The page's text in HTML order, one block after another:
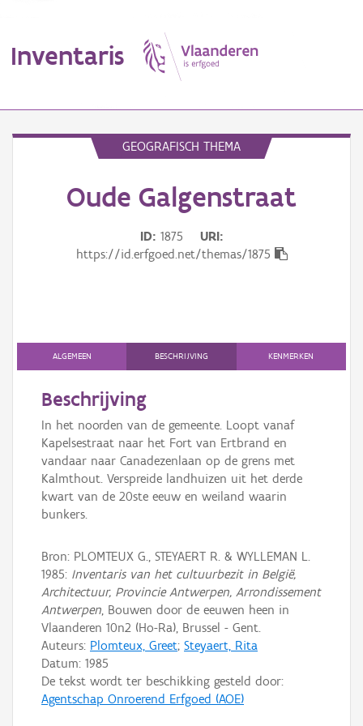
Inventaris
Erfgoedobject
Persoon of collectief
Downloads
Hergebruik
Aanmelden
GEOGRAFISCH THEMA
Oude Galgenstraat
ID 1875
URI
https://id.erfgoed.net/themas/1875
ALGEMEEN BESCHRIJVING KENMERKEN
Beschrijving
In het noorden van de gemeente. Loopt vanaf
Kapelsestraat naar het Fort van Ertbrand en
vandaar naar Canadezenlaan op de grens met
Kalmthout. Verspreide landhuizen uit het derde
kwart van de 20ste eeuw en weiland waarin
bunkers.
Bron: PLOMTEUX G., STEYAERT R. & WYLLEMAN L.
1985: Inventaris van het cultuurbezit in België,
Architectuur, Provincie Antwerpen, Arrondissement
Antwerpen, Bouwen door de eeuwen heen in
Vlaanderen 10n2 (Ho-Ra), Brussel - Gent.
Auteurs: Plomteux, Greet; Steyaert, Rita
Datum: 1985
De tekst wordt ter beschikking gesteld door:
Agentschap Onroerend Erfgoed (AOE)